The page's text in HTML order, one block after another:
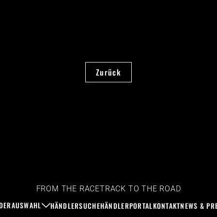
Zurück
FROM THE RACETRACK TO THE ROAD
HÄNDLERSUCHEHÄNDLERPORTALKONTAKTNEWS &